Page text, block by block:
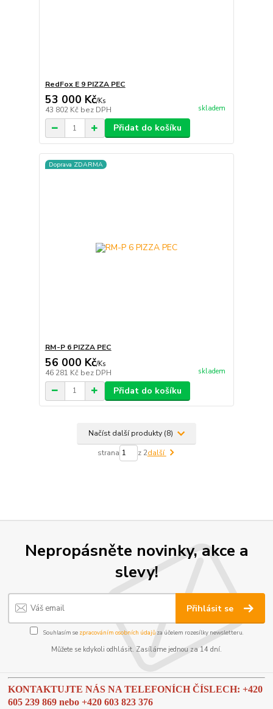
RedFox E 9 PIZZA PEC
53 000 Kč/Ks
43 802 Kč bez DPH skladem
Přidat do košíku
Doprava ZDARMA
RM-P 6 PIZZA PEC
56 000 Kč/Ks
46 281 Kč bez DPH skladem
Přidat do košíku
Načíst další produkty (8)
strana z 2další
Nepropásněte novinky, akce a
slevy!
Přihlásit se
Souhlasím se zpracováním osobních údajůza účelem rozesílky newsletteru.
Můžete se kdykoli odhlásit. Zasíláme jednou za 14 dní.
KONTAKTUJTE NÁS NA TELEFONÍCH ČÍSLECH: +420
605 239 869 nebo+420 603 823 376